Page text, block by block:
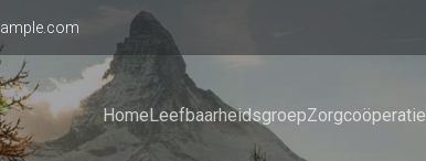
HomeLeefbaarheidsgroepZorgcoöperatie